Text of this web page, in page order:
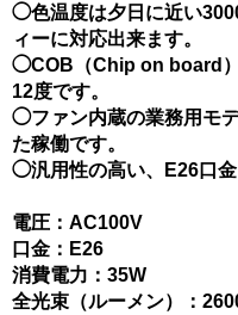
◯色温度は夕日に近い
ィーに対応出来ます。
◯COB（Chip on board）
12度です。
◯ファン内蔵の業務用モ
た稼働です。
◯汎用性の高い、E26口金
電圧：AC100V
口金：E26
消費電力：35W
全光束（ルーメン）：